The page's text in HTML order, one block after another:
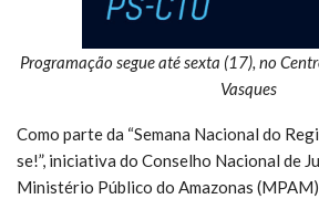
Programação segue até sexta (17), no
Vasques
Como parte da “Semana Nacional do
se!”, iniciativa do Conselho Nacional de
Ministério Público do Amazonas